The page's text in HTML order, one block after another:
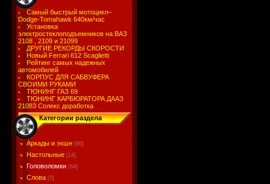
Самый быстрый мотоцикл–
Dodge-Tomahawk 640км/час
Установка
электростеклоподъемников на ВАЗ
2108 , 2109 и 21099
ДРУГИЕ РЕКОРДЫ СКОРОСТИ
Новый Ferrari 612 Scaglietti
Рейтинг самых надежных
автомобилей
КОРПУС ДЛЯ САБВУФЕРА
СВОИМИ РУКАМИ
ТЮНИНГ ГАЗ 69
ТЮНИНГ КАРБЮРАТОРА ДААЗ
21083 Солекс доработка
Категории раздела
Аркады и экшн [86]
Настольные [14]
Головоломки [64]
Слова [5]